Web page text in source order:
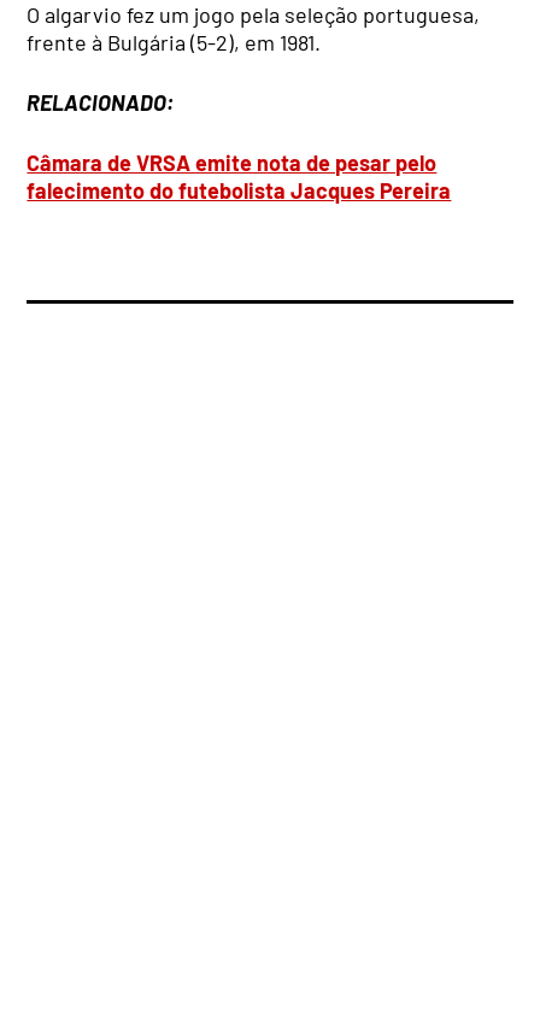
O algarvio fez um jogo pela seleção portuguesa,
frente à Bulgária (5-2), em 1981.
RELACIONADO:
Câmara de VRSA emite nota de pesar pelo
falecimento do futebolista Jacques Pereira